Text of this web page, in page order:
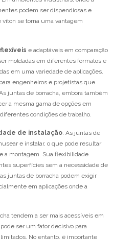
podem ser dispendiosas e
se torna uma vantagem
e adaptáveis em comparação
moldadas em diferentes formatos e
em uma variedade de aplicações.
engenheiros e projetistas que
juntas de borracha, embora também
a mesma gama de opções em
condições de trabalho.
de instalação. As juntas de
e instalar, o que pode resultar
a montagem. Sua flexibilidade
superfícies sem a necessidade de
juntas de borracha podem exigir
em aplicações onde a
tendem a ser mais acessíveis em
ser um fator decisivo para
No entanto, é importante